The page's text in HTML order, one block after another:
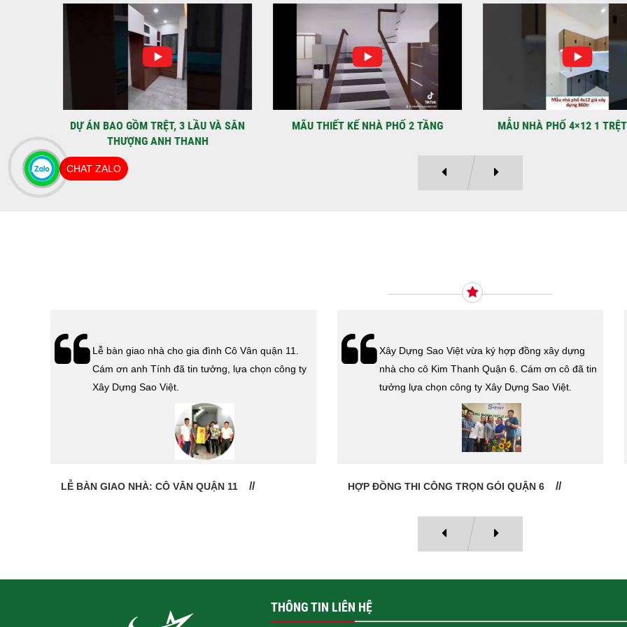
Địa
Kỳ
DỰ ÁN BAO GỒM TRỆT, 3 LẦU VÀ SÂN
THƯỢNG ANH THANH
MÃU THIẾT KẾ NHÀ PHỐ 2 TẦNG MẪU NHÀ PHỐ 4×12 1
Lễ bàn giao nhà cho gia đình Cô Vân quận 11.
Cám ơn anh Tính đã tin tưởng, lựa chọn công ty
Xây Dựng Sao Việt.
LỄ BÀN GIAO NHÀ: CÔ VÂN QUẬN 11
Xây Dựng Sao Việt vừa ký hợp đồng xây dựng
nhà cho cô Kim Thanh Quận 6. Cám ơn cô đã tin
tưởng lựa chọn công ty Xây Dựng Sao Việt.
HỢP ĐỒNG THI CÔNG TRỌN GÓI QUẬN 6
THÔNG TIN LIÊN HỆ
CHAT ZALO